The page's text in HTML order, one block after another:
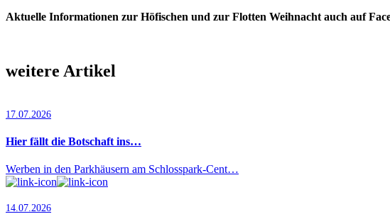
Aktuelle Informationen zur Höfischen und zur Flotten Weihnacht auch auf
weitere Artikel
17.07.2026
Hier fällt die Botschaft ins…
Werben in den Parkhäusern am Schlosspark-Cent…
14.07.2026